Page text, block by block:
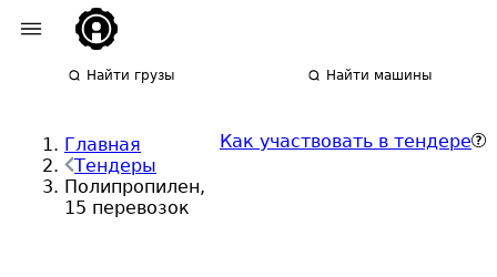
Найти грузы Найти машины
Главная
Тендеры
Полипропилен,
15 перевозок
Как участвовать в тендере